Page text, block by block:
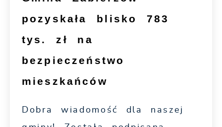
pozyskała blisko 783
tys. zł na
bezpieczeństwo
mieszkańców
Dobra wiadomość dla naszej